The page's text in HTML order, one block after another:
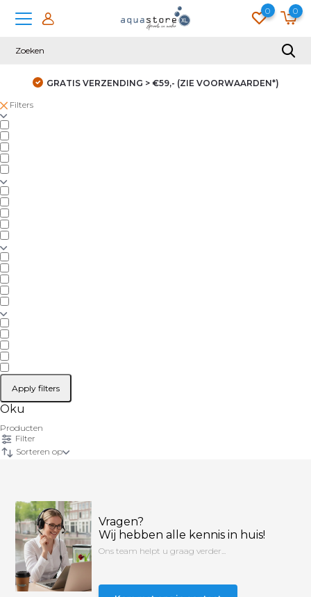
0 0
GRATIS VERZENDING > €59,- (ZIE VOORWAARDEN*)
Filters
Apply filters
Oku
Producten
Filter
Sorteren op
Vragen?
Wij hebben alle kennis in huis!
Ons team helpt u graag verder...